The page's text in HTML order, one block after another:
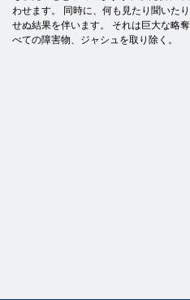
わせます。 同時に、何も見たり聞いた
せぬ結果を伴います。 それは巨大な略
べての障害物、ジャシ​​ュを取り除く。